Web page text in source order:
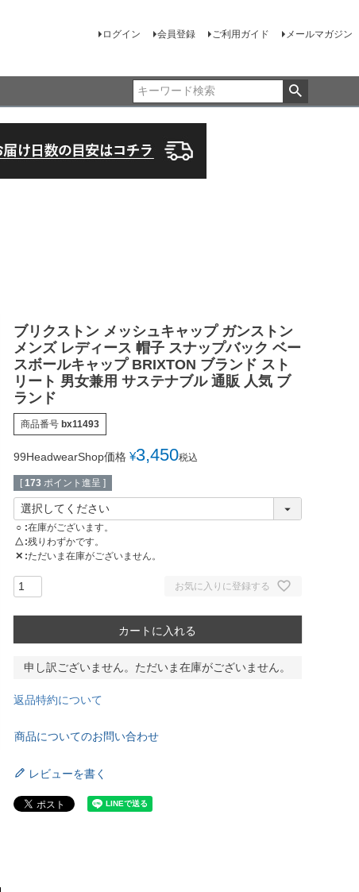
ログイン 会員登録 ご利用ガイド メールマガジン
ブリクストン メッシュキャップ ガンストン
メンズ レディース 帽子 スナップバック ベー
スボールキャップ BRIXTON ブランド スト
リート 男女兼用 サステナブル 通販 人気 ブ
ランド
商品番号 bx11493
99HeadwearShop価格 ¥3,450税込
[ 173 ポイント進呈 ]
○ 在庫がございます。
△ 残りわずかです。
✕ ただいま在庫がございません。
お気に入りに登録する
カートに入れる
申し訳ございません。ただいま在庫がございません。
返品特約について
商品についてのお問い合わせ
レビューを書く